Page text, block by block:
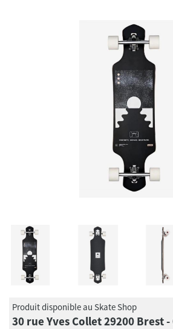
Produit disponible au Skate Shop
30 rue Yves Collet 29200 Brest -